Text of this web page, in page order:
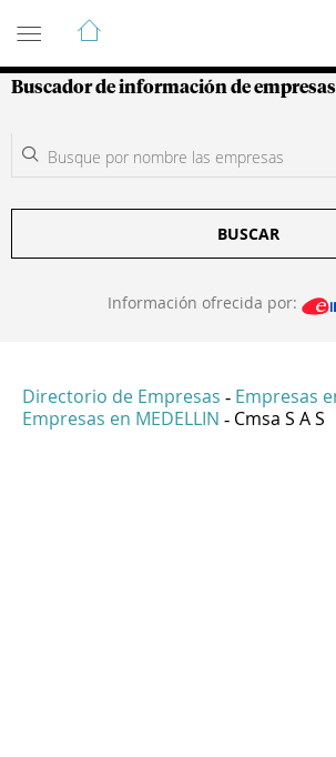
Guía de Empresas
Buscador de información de empresas
BUSCAR
Información ofrecida por:
Directorio de Empresas - Empresas
Empresas en MEDELLIN - Cmsa S A S